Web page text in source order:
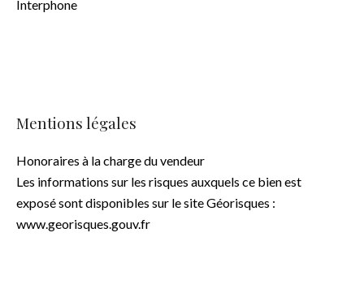
Interphone
Mentions légales
Honoraires à la charge du vendeur
Les informations sur les risques auxquels ce bien est
exposé sont disponibles sur le site Géorisques :
www.georisques.gouv.fr